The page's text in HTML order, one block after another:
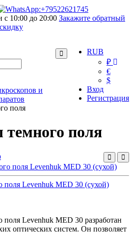
10:00 до 20:00 Закажите обратный
RUB
₽
€
$
Вход
Регистрация
и
поля
темного поля
поля Levenhuk MED 30 (сухой)
поля Levenhuk MED 30 разработан
оптических систем. Он позволяет